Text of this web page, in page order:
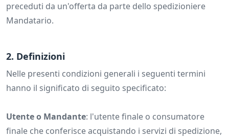
preceduti da un'offerta da parte dello spedizioniere
Mandatario.
2. Definizioni
Nelle presenti condizioni generali i seguenti termini
hanno il significato di seguito specificato:
Utente o Mandante: l'utente finale o consumatore
finale che conferisce acquistando i servizi di spedizione,